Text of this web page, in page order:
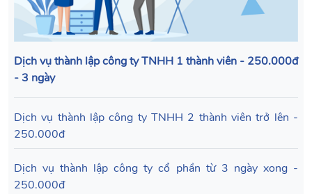
Dịch vụ thành lập công ty TNHH 1 thành viên - 250.000đ
- 3 ngày
Dịch vụ thành lập công ty TNHH 2 thành viên trở lên -
250.000đ
Dịch vụ thành lập công ty cổ phần từ 3 ngày xong -
250.000đ